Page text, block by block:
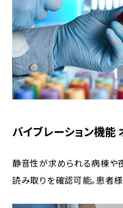
バイブレーション機能
静音性が求められる病棟や
読み取りを確認可能。患者様